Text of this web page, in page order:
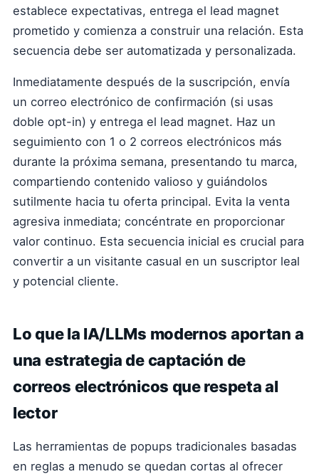
establece expectativas, entrega el lead magnet
prometido y comienza a construir una relación. Esta
secuencia debe ser automatizada y personalizada.
Inmediatamente después de la suscripción, envía
un correo electrónico de confirmación (si usas
doble opt-in) y entrega el lead magnet. Haz un
seguimiento con 1 o 2 correos electrónicos más
durante la próxima semana, presentando tu marca,
compartiendo contenido valioso y guiándolos
sutilmente hacia tu oferta principal. Evita la venta
agresiva inmediata; concéntrate en proporcionar
valor continuo. Esta secuencia inicial es crucial para
convertir a un visitante casual en un suscriptor leal
y potencial cliente.
Lo que la IA/LLMs modernos aportan a
una estrategia de captación de
correos electrónicos que respeta al
lector
Las herramientas de popups tradicionales basadas
en reglas a menudo se quedan cortas al ofrecer